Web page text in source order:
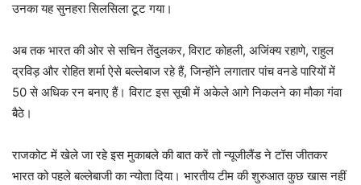
उनका यह सुनहरा सिलसिला टूट गया।
अब तक भारत की ओर से सचिन तेंदुलकर, विराट कोहली, अजिंक्य रहाणे, राहुल
द्रविड़ और रोहित शर्मा ऐसे बल्लेबाज रहे हैं, जिन्होंने लगातार पांच वनडे पारियों में
50 से अधिक रन बनाए हैं। विराट इस सूची में अकेले आगे निकलने का मौका गंवा
बैठे।
राजकोट में खेले जा रहे इस मुकाबले की बात करें तो न्यूजीलैंड ने टॉस जीतकर
भारत को पहले बल्लेबाजी का न्योता दिया। भारतीय टीम की शुरुआत कुछ खास नहीं